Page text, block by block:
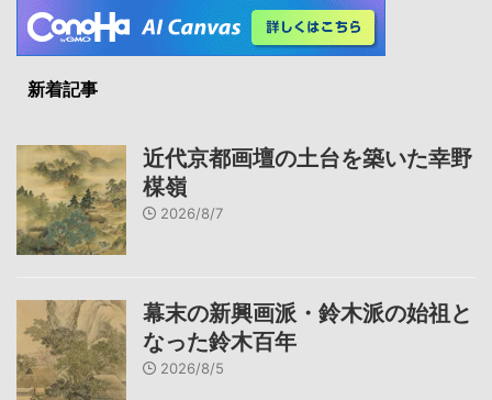
新着記事
近代京都画壇の土台を築いた幸野
楳嶺
2026/8/7
幕末の新興画派・鈴木派の始祖と
なった鈴木百年
2026/8/5